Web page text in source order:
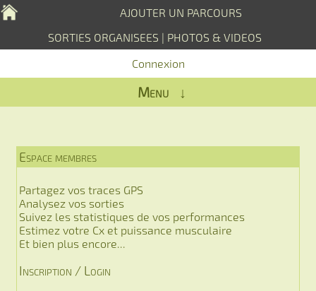
AJOUTER UN PARCOURS
SORTIES ORGANISEES | PHOTOS & VIDEOS
Connexion
Menu ↓
Espace membres
Partagez vos traces GPS
Analysez vos sorties
Suivez les statistiques de vos performances
Estimez votre Cx et puissance musculaire
Et bien plus encore...
Inscription / Login